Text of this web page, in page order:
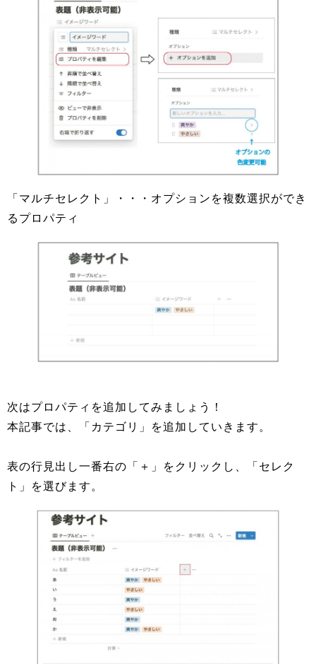
「マルチセレクト」・・・オプションを複数選択ができ
るプロパティ
次はプロパティを追加してみましょう！
本記事では、「カテゴリ」を追加していきます。
表の行見出し一番右の「＋」をクリックし、「セレク
ト」を選びます。